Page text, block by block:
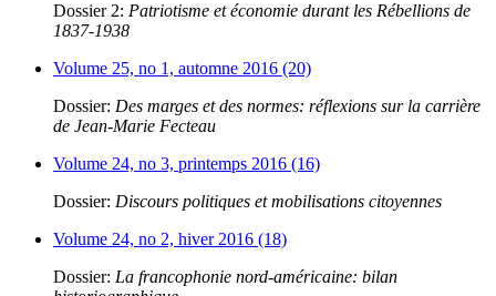
Dossier 2: Patriotisme et économie durant les Rébellions de
1837-1938
Volume 25, no 1, automne 2016 (20)
Dossier: Des marges et des normes: réflexions sur la carrière
de Jean-Marie Fecteau
Volume 24, no 3, printemps 2016 (16)
Dossier: Discours politiques et mobilisations citoyennes
Volume 24, no 2, hiver 2016 (18)
Dossier: La francophonie nord-américaine: bilan